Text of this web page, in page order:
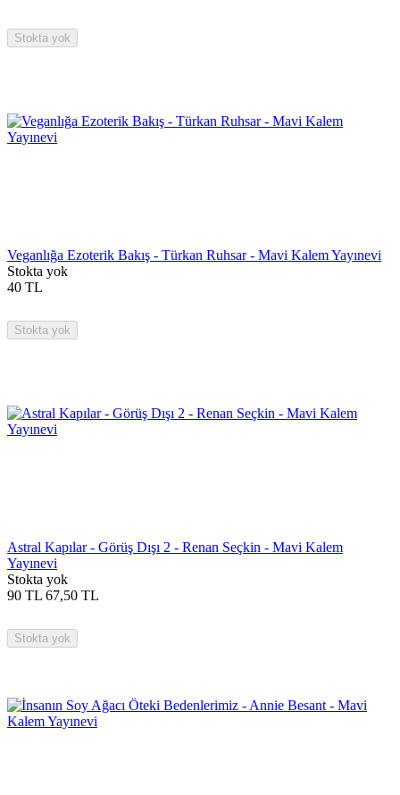
Stokta yok
Veganlığa Ezoterik Bakış - Türkan Ruhsar - Mavi Kalem Yayınevi
Stokta yok
40 TL
Stokta yok
Astral Kapılar - Görüş Dışı 2 - Renan Seçkin - Mavi Kalem
Yayınevi
Stokta yok
90 TL 67,50 TL
Stokta yok